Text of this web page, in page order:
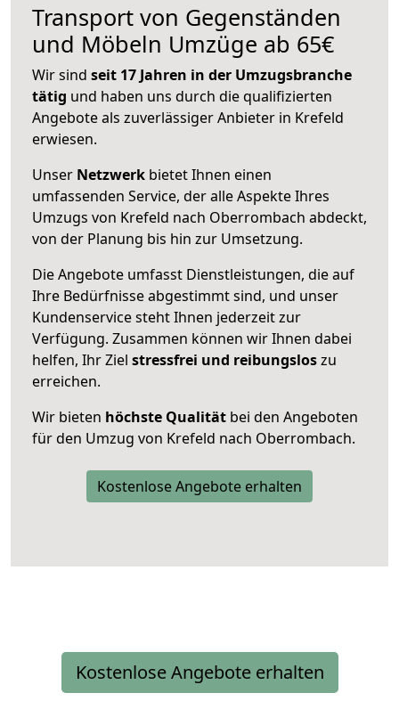
Transport von Gegenständen
und Möbeln Umzüge ab 65€
Wir sind seit 17 Jahren in der Umzugsbranche
tätig und haben uns durch die qualifizierten
Angebote als zuverlässiger Anbieter in Krefeld
erwiesen.
Unser Netzwerk bietet Ihnen einen
umfassenden Service, der alle Aspekte Ihres
Umzugs von Krefeld nach Oberrombach abdeckt,
von der Planung bis hin zur Umsetzung.
Die Angebote umfasst Dienstleistungen, die auf
Ihre Bedürfnisse abgestimmt sind, und unser
Kundenservice steht Ihnen jederzeit zur
Verfügung. Zusammen können wir Ihnen dabei
helfen, Ihr Ziel stressfrei und reibungsloszu
erreichen.
Wir bieten höchste Qualität bei den Angeboten
für den Umzug von Krefeld nach Oberrombach.
Kostenlose Angebote erhalten
Kostenlose Angebote erhalten